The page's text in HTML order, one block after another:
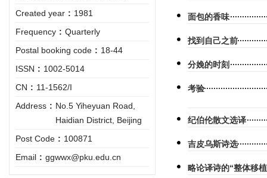
Created year : 1981
Frequency : Quarterly
Postal booking code : 18-44
ISSN : 1002-5014
CN : 11-1562/I
Address : No.5 Yiheyuan Road,
Haidian District, Beijing
Post Code : 100871
Email : ggwwx@pku.edu.cn
面包的香味
找到自己之前
分娩的时刻
考验
纪伯伦散文选译
吉皮乌斯诗选
略论译诗的“整体移